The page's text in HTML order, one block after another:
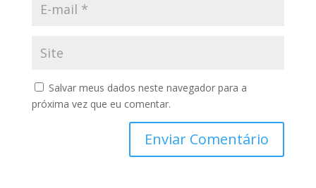
Salvar meus dados neste navegador para a
próxima vez que eu comentar.